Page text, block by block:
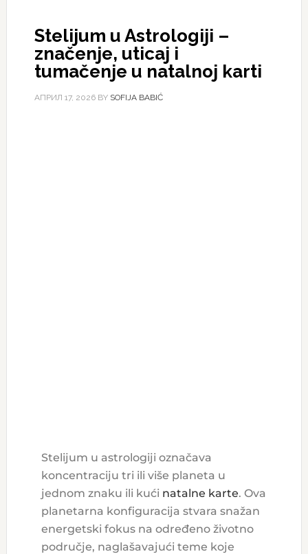
Stelijum u Astrologiji –
značenje, uticaj i
tumačenje u natalnoj karti
АПРИЛ 17, 2026BY SOFIJA BABIĆ
Stelijum u astrologiji označava
koncentraciju tri ili više planeta u
jednom znaku ili kući natalne karte. Ova
planetarna konfiguracija stvara snažan
energetski fokus na određeno životno
područje, naglašavajući teme koje